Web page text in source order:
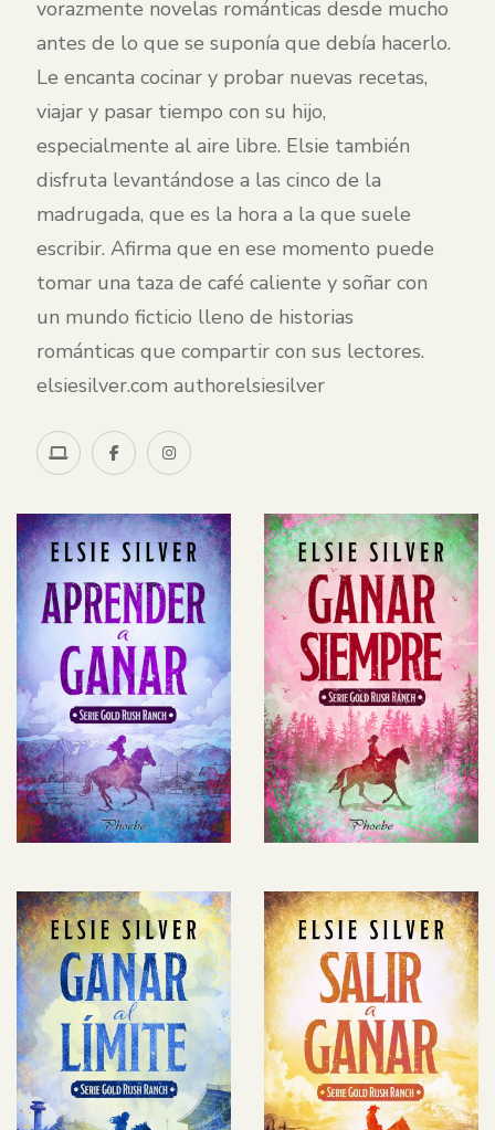
vorazmente novelas románticas desde mucho
antes de lo que se suponía que debía hacerlo.
Le encanta cocinar y probar nuevas recetas,
viajar y pasar tiempo con su hijo,
especialmente al aire libre. Elsie también
disfruta levantándose a las cinco de la
madrugada, que es la hora a la que suele
escribir. Afirma que en ese momento puede
tomar una taza de café caliente y soñar con
un mundo ficticio lleno de historias
románticas que compartir con sus lectores.
elsiesilver.com authorelsiesilver